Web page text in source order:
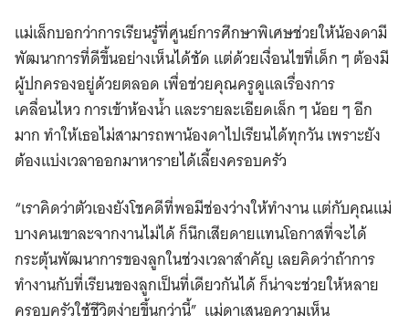
แม่เล็กบอกว่าการเรียนรู้ที่ศูนย์การศึกษาพิเศษช่วยให้น้องดามี
พัฒนาการที่ดีขึ้นอย่างเห็นได้ชัด แต่ด้วยเงื่อนไขที่เด็ก ๆ ต้องมี
ผู้ปกครองอยู่ด้วยตลอด เพื่อช่วยคุณครูดูแลเรื่องการ
เคลื่อนไหว การเข้าห้องน้ำ และรายละเอียดเล็ก ๆ น้อย ๆ อีก
มาก ทำให้เธอไม่สามารถพาน้องดาไปเรียนได้ทุกวัน เพราะยัง
ต้องแบ่งเวลาออกมาหารายได้เลี้ยงครอบครัว
“เราคิดว่าตัวเองยังโชคดีที่พอมีช่องว่างให้ทำงาน แต่กับคุณแม่
บางคนเขาละจากงานไม่ได้ ก็นึกเสียดายแทนโอกาสที่จะได้
กระตุ้นพัฒนาการของลูกในช่วงเวลาสำคัญ เลยคิดว่าถ้าการ
ทำงานกับที่เรียนของลูกเป็นที่เดียวกันได้ ก็น่าจะช่วยให้หลาย
ครอบครัวใช้ชีวิตง่ายขึ้นกว่านี้” แม่ดาเสนอความเห็น